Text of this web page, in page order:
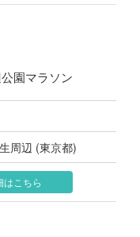
園マラソン
周辺 (東京都)
はこちら